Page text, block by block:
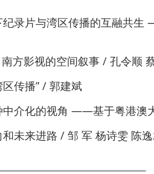
纪录片与湾区传播的互融共
方影视的空间叙事 / 孔令顺
区传播” / 郭建斌
中介化的视角 ——基于粤港澳
未来进路 / 邹 军 杨诗雯 陈